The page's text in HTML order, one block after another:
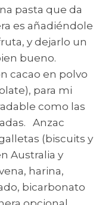
pasta que da
es añadiéndole
y dejarlo un
bueno.
cacao en polvo
para mi
como las
Anzac
(biscuits y
Australia y
harina,
bicarbonato